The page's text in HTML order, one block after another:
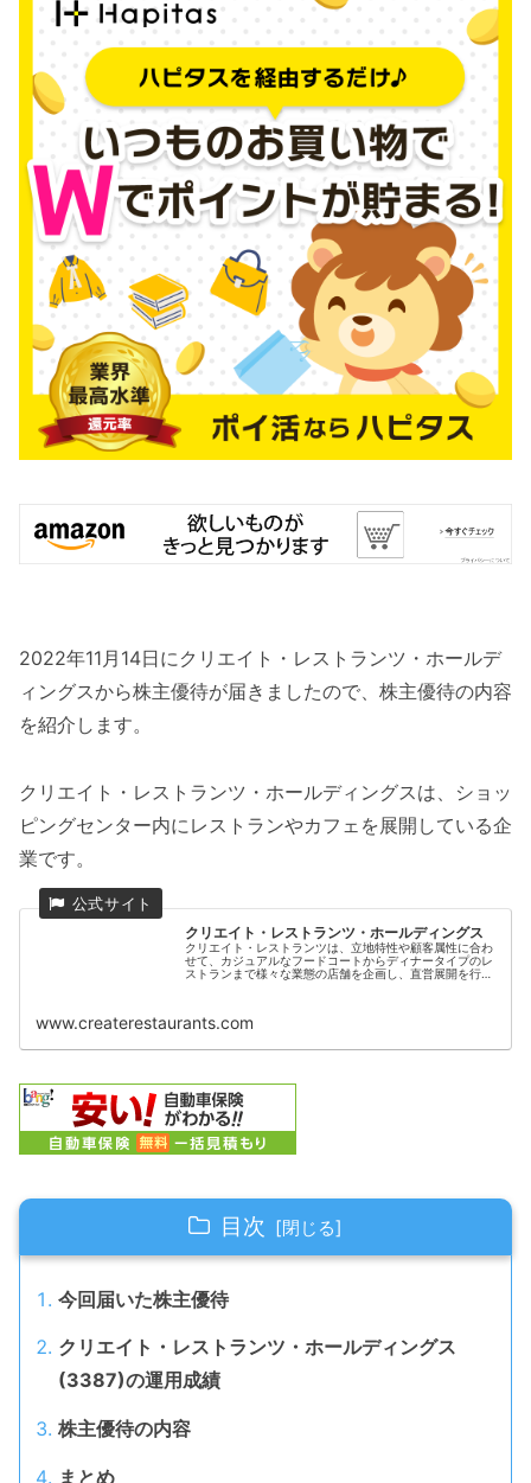
2022年11月14日にクリエイト・レストランツ・ホールデ
ィングスから株主優待が届きましたので、株主優待の内容
を紹介します。
クリエイト・レストランツ・ホールディングスは、ショッ
ピングセンター内にレストランやカフェを展開している企
業です。
クリエイト・レストランツ・ホールディングス
クリエイト・レストランツは、立地特性や顧客属性に合わ
せて、カジュアルなフードコートからディナータイプのレ
ストランまで様々な業態の店舗を企画し、直営展開を行っ
www.createrestaurants.com
目次
今回届いた株主優待
クリエイト・レストランツ・ホールディングス
(3387)の運用成績
株主優待の内容
まとめ